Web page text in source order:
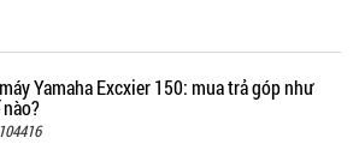
Yamaha Excxier 150: mua trả góp như
104416